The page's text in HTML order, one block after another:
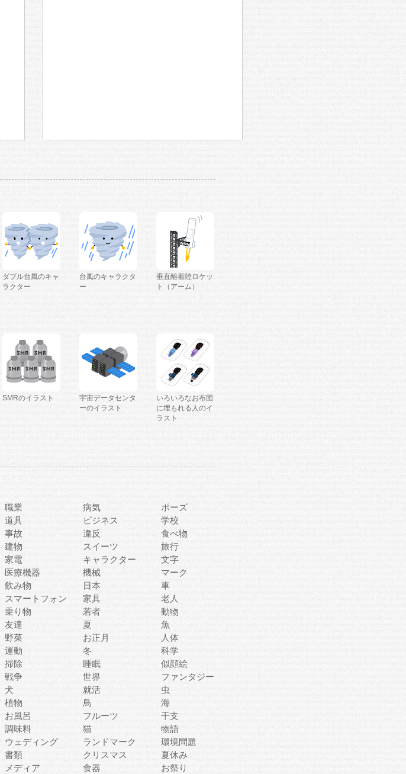
ダブル台風のキャ
ラクター
台風のキャラクタ
ー
垂直離着陸ロケッ
ト（アーム）
SMRのイラスト
宇宙データセンタ
ーのイラスト
いろいろなお布団
に埋もれる人のイ
ラスト
職業 病気
ポーズ
道具 ビジネス
学校
事故 違反
食べ物
建物 スイーツ
旅行
家電 キャラクター
文字
医療機器 機械
マーク
飲み物 日本
車
スマートフォン 家具
老人
乗り物 若者
動物
友達 夏
魚
野菜 お正月
人体
運動 冬
科学
掃除 睡眠
似顔絵
戦争 世界
ファンタジー
犬 就活
虫
植物 鳥
海
お風呂 フルーツ
干支
調味料 猫
物語
ウェディング ランドマーク
環境問題
書類 クリスマス
夏休み
メディア 食器 お祭り